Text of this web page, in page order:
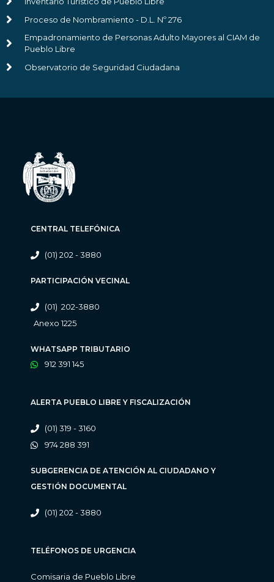
Proceso de Nombramiento - D.L. Nº 276
Empadronamiento de Personas Adulto Mayores al CIAM de
Pueblo Libre
Observatorio de Seguridad Ciudadana
CENTRAL TELEFÓNICA
(01) 202 - 3880
PARTICIPACIÓN VECINAL
(01) 202-3880
Anexo 1225
WHATSAPP TRIBUTARIO
912 391 145
ALERTA PUEBLO LIBRE Y FISCALIZACIÓN
(01) 319 - 3160
974 288 391
SUBGERENCIA DE ATENCIÓN AL CIUDADANO Y
GESTIÓN DOCUMENTAL
(01) 202 - 3880
TELÉFONOS DE URGENCIA
Comisaria de Pueblo Libre